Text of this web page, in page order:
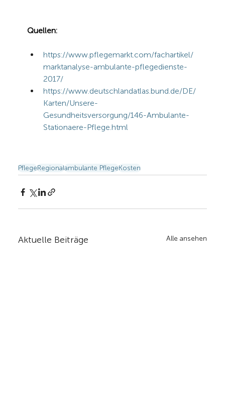
Quellen:
https://www.pflegemarkt.com/fachartikel/
marktanalyse-ambulante-pflegedienste-
2017/
https://www.deutschlandatlas.bund.de/DE/
Karten/Unsere-
Gesundheitsversorgung/146-Ambulante-
Stationaere-Pflege.html
PflegeRegionalambulante PflegeKosten
Aktuelle Beiträge Alle ansehen